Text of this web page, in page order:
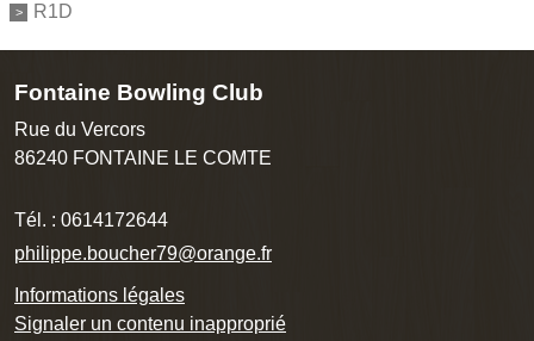
R1D
Fontaine Bowling Club
Rue du Vercors
86240 FONTAINE LE COMTE
Tél. : 0614172644
philippe.boucher79@orange.fr
Informations légales
Signaler un contenu inapproprié